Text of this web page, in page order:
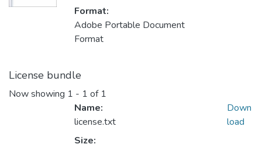
Format:
Adobe Portable Document
Format
License bundle
Now showing 1 - 1 of 1
Name:
license.txt
Size:
Down
load